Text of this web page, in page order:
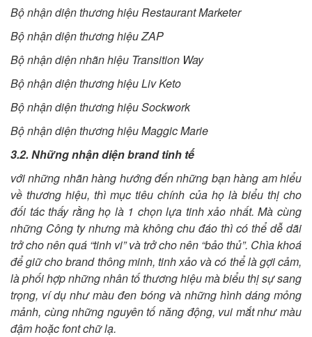
Bộ nhận diện thương hiệu Restaurant Marketer
Bộ nhận diện thương hiệu ZAP
Bộ nhận diện nhãn hiệu Transition Way
Bộ nhận diện thương hiệu Liv Keto
Bộ nhận diện thương hiệu Sockwork
Bộ nhận diện thương hiệu Maggic Marie
3.2. Những nhận diện brand tinh tế
với những nhãn hàng hướng đến những bạn hàng am hiểu
về thương hiệu, thì mục tiêu chính của họ là biểu thị cho
đối tác thấy rằng họ là 1 chọn lựa tinh xảo nhất. Mà cùng
những Công ty nhưng mà không chu đáo thì có thể dễ dãi
trở cho nên quá “tinh vi” và trở cho nên “bảo thủ”. Chìa khoá
để giữ cho brand thông minh, tinh xảo và có thể là gợi cảm,
là phối hợp những nhân tố thương hiệu mà biểu thị sự sang
trọng, ví dụ như màu đen bóng và những hình dáng mỏng
mảnh, cùng những nguyên tố năng động, vui mắt như màu
đậm hoặc font chữ lạ.